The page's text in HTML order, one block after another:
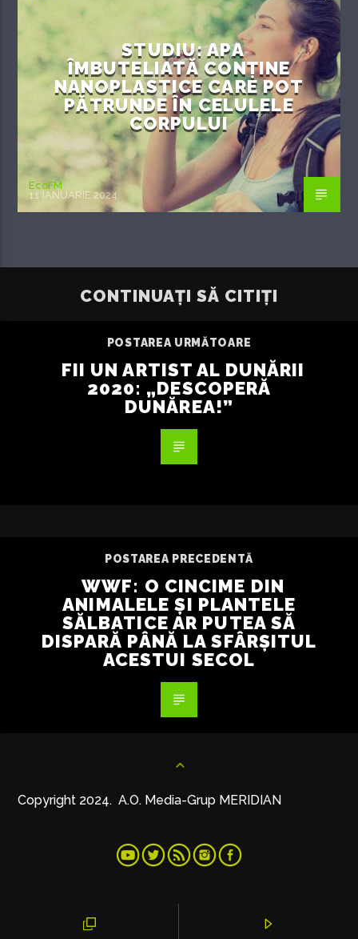
STUDIU: APA
ÎMBUTELIATĂ CONȚINE
NANOPLASTICE CARE POT
PĂTRUNDE ÎN CELULELE
CORPULUI
EcoFM
11 IANUARIE 2024
CONTINUAȚI SĂ CITIȚI
POSTAREA URMĂTOARE
FII UN ARTIST AL DUNĂRII
2020: „DESCOPERĂ
DUNĂREA!”
POSTAREA PRECEDENTĂ
WWF: O CINCIME DIN
ANIMALELE ȘI PLANTELE
SĂLBATICE AR PUTEA SĂ
DISPARĂ PÂNĂ LA SFÂRȘITUL
ACESTUI SECOL
Copyright 2024. A.O. Media-Grup MERIDIAN